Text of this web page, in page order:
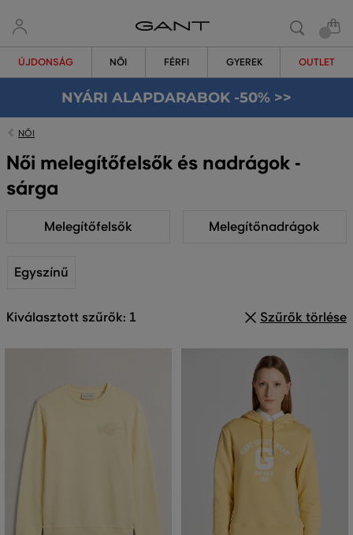
ÚJDONSÁG NŐI FÉRFI GYEREK OUTLET
NYÁRI ALAPDARABOK -50% >>
NŐI
Női melegítőfelsők és nadrágok -
sárga
Melegítőfelsők Melegítőnadrágok
Egyszínű
Kiválasztott szűrők: 1 Szűrők törlése